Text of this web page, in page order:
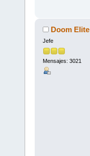
Doom Elite
Jefe
Mensajes: 3021